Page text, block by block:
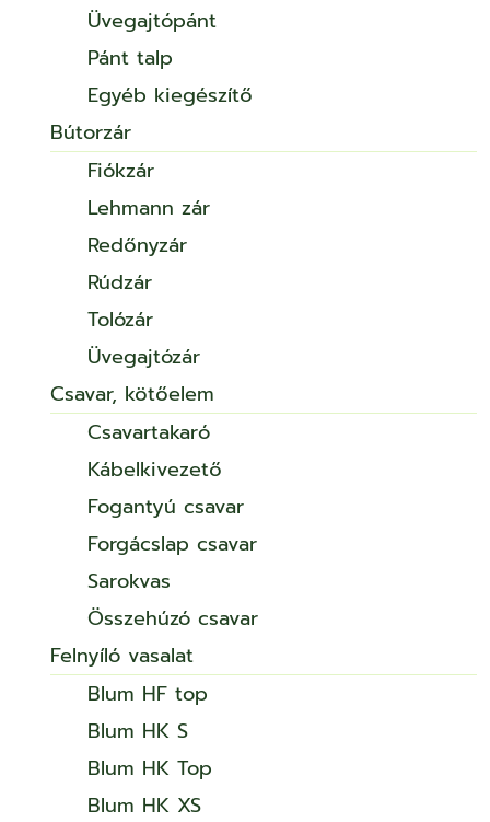
Üvegajtópánt
Pánt talp
Egyéb kiegészítő
Bútorzár
Fiókzár
Lehmann zár
Redőnyzár
Rúdzár
Tolózár
Üvegajtózár
Csavar, kötőelem
Csavartakaró
Kábelkivezető
Fogantyú csavar
Forgácslap csavar
Sarokvas
Összehúzó csavar
Felnyíló vasalat
Blum HF top
Blum HK S
Blum HK Top
Blum HK XS